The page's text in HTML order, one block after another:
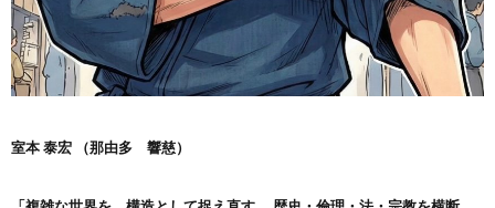
室本 泰宏 （那由多 響慈）